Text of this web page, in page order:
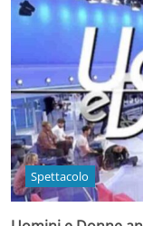
Spettacolo